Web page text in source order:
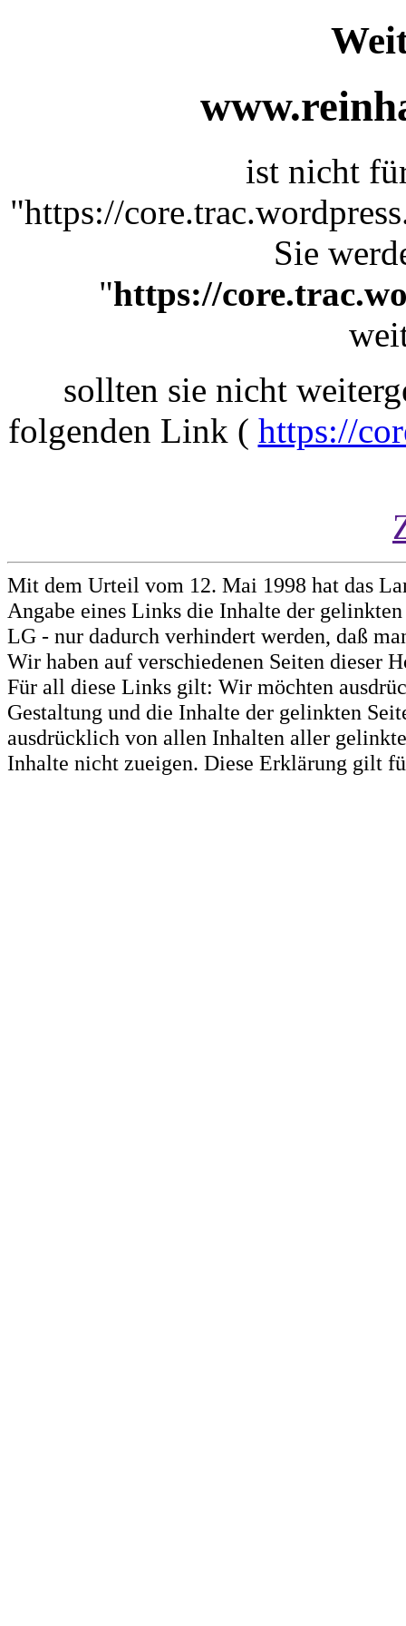
ist nicht
"https://
Sie
"https://
sollten sie nicht
folgenden Link ( https://
Mit dem Urteil vom 12. Mai 1998 hat das
Angabe eines Links die Inhalte der
LG - nur dadurch verhindert werden, daß
Wir haben auf verschiedenen Seiten dieser
Für all diese Links gilt: Wir möchten
Gestaltung und die Inhalte der gelinkten
ausdrücklich von allen Inhalten aller
Inhalte nicht zueigen. Diese Erklärung gilt